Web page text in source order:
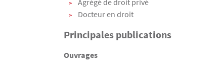
Agrégé de droit privé
Docteur en droit
Principales publications
Ouvrages